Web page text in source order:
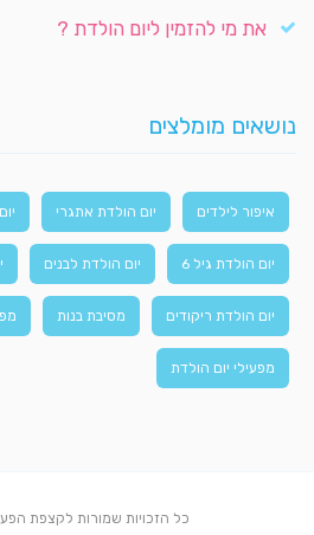
את מי להזמין ליום הולדת ?
נושאים מומלצים
איפור לילדים יום הולדת אתגרי
יום הולדת גיל 6 יום הולדת לבנים
יום הולדת ריקודים מסיבת בנות
מפעילי יום הולדת
כל הזכויות שמורות לקצפת